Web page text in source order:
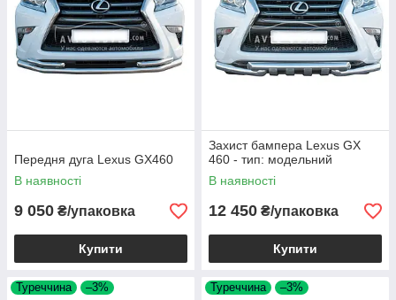
Передня дуга Lexus GX460
В наявності
9 050 ₴/упаковка
Купити
Захист бампера Lexus GX
460 - тип: модельний
В наявності
12 450 ₴/упаковка
Купити
Туреччина –3% Туреччина –3%